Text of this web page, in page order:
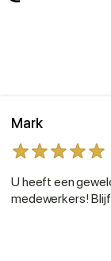
Mark
U heeft een
medewerkers!